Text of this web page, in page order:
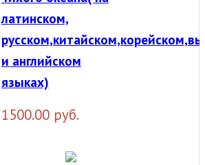
латинском,
и английском
языках)
1500.00 руб.